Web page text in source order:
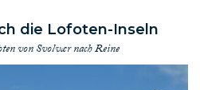
die Lofoten-Inseln
von Svolvær nach Reine